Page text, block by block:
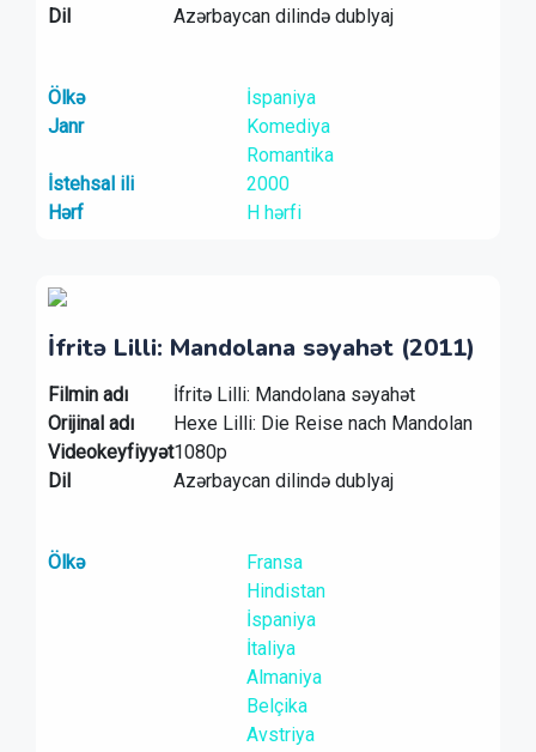
Dil
Azərbaycan dilində dublyaj
Ölkə
İspaniya
Janr
Komediya
Romantika
İstehsal ili
2000
Hərf
H hərfi
İfritə Lilli: Mandolana səyahət (2011)
Filmin adı
İfritə Lilli: Mandolana səyahət
Orijinal adı
Hexe Lilli: Die Reise nach Mandolan
Videokeyfiyyət1080p
Dil
Azərbaycan dilində dublyaj
Ölkə
Fransa
Hindistan
İspaniya
İtaliya
Almaniya
Belçika
Avstriya